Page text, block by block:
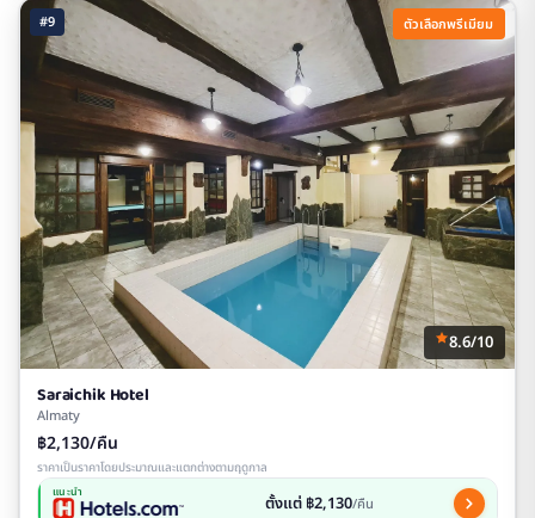
#9 ตัวเลือกพรีเมียม
8.6/10
Saraichik Hotel
Almaty
฿2,130/คืน
ราคาเป็นราคาโดยประมาณและแตกต่างตามฤดูกาล
แนะนำ ตั้งแต่ ฿2,130/คืน